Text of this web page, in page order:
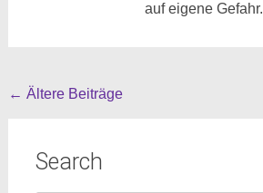
auf eigene Gefahr.
Beitragsnavigation
← Ältere Beiträge
Search